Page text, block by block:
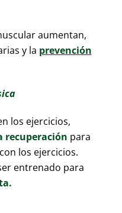
aumentan,
y la prevención
los ejercicios,
recuperación para
los ejercicios.
entrenado para